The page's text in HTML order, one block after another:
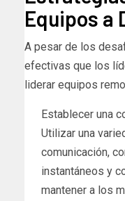
Equipos a
A pesar de los
efectivas que los
liderar equipos
Establecer una
Utilizar una
comunicación,
instantáneos y
mantener a los